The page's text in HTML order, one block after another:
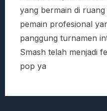
yang bermain di
pemain profesional
panggung turnamen
Smash telah menjadi
pop ya